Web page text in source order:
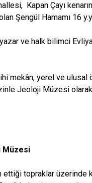
Kapan Çayı
Şengül Hamamı 16
ve halk bilimci
mekân, yerel ve ulusal
Jeoloji Müzesi
Müzesi
ettiği topraklar üzerinde